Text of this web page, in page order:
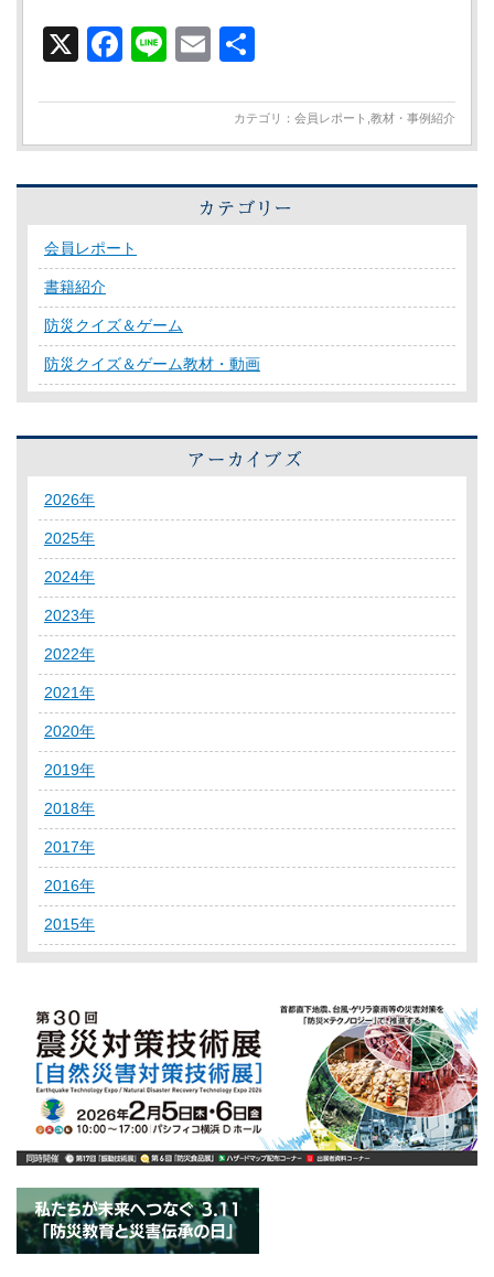
X Facebook
LineEmail
カテゴリ： 会員レポート 教材・事例紹介
会員レポート
書籍紹介
防災クイズ＆ゲーム
防災クイズ＆ゲーム教材・動画
2026年
2025年
2024年
2023年
2022年
2021年
2020年
2019年
2018年
2017年
2016年
2015年